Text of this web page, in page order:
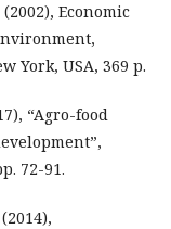
Economic
York, USA, 369 p.
“Agro-food
72-91.